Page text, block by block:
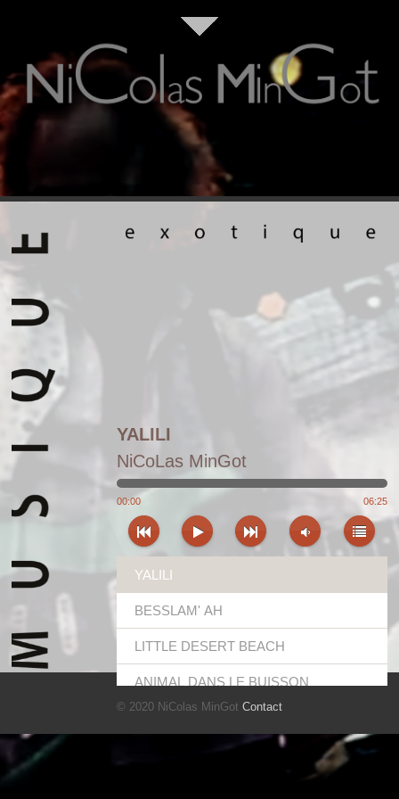
YALILI
NiCoLas MinGot
00:00 06:25
YALILI
BESSLAM' AH
LITTLE DESERT BEACH
ANIMAL DANS LE BUISSON
© 2020 NiColas MinGot Contact